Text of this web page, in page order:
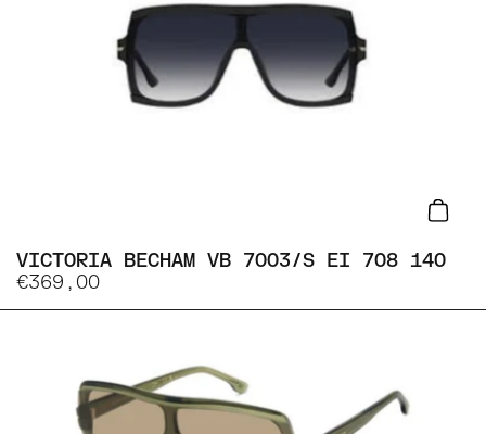
VICTORIA BECHAM VB 7003/S EI 708 140
€369,00